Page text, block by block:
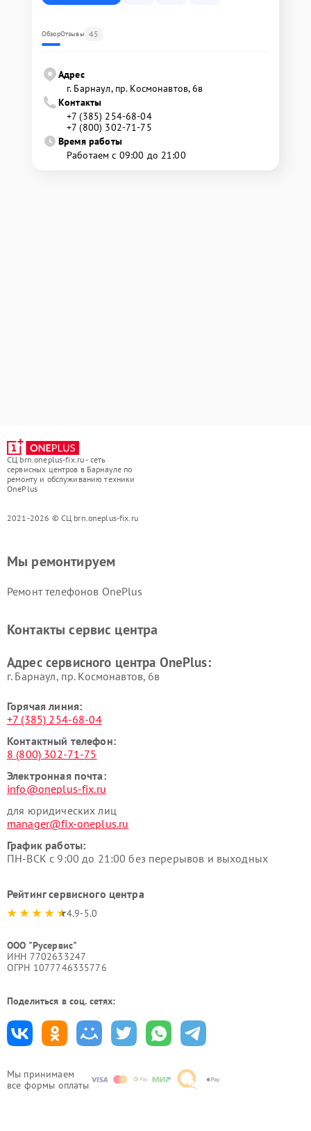
ОбзорОтзывы 45
Адрес
г. Барнаул, ​пр. Космонавтов, 6в
Контакты
+7 (385) 254-68-04
+7 (800) 302-71-75
Время работы
Работаем с 09:00 до 21:00
СЦ brn.oneplus-fix.ru - сеть
сервисных центров в Барнауле по
ремонту и обслуживанию техники
OnePlus
2021-2026 © СЦ brn.oneplus-fix.ru
Мы принимаем
все формы оплаты
Мы ремонтируем
Ремонт телефонов OnePlus
Контакты сервис центра
Адрес сервисного центра OnePlus:
г. Барнаул, ​пр. Космонавтов, 6в
Горячая линия:
+7 (385) 254-68-04
Контактный телефон:
8 (800) 302-71-75
Электронная почта:
info@oneplus-fix.ru
для юридических лиц
manager@fix-oneplus.ru
График работы:
ПН-ВСК с 9:00 до 21:00 без перерывов и выходных
Рейтинг сервисного центра
4.9-5.0
ООО "Русервис"
ИНН 7702633247
ОГРН 1077746335776
Поделиться в соц. сетях: